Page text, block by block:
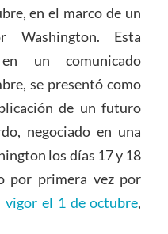
en el marco de un
Washington. Esta
un comunicado
se presentó como
de un futuro
negociado en una
los días 17 y 18
por primera vez por
vigor el 1 de octubre,